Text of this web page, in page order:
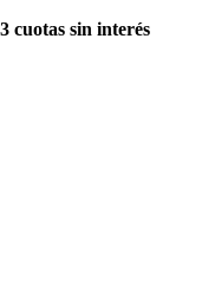
cuotas sin interés